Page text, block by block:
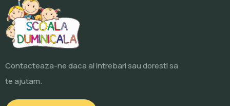
Contacteaza-ne daca ai intrebari sau doresti sa
te ajutam.